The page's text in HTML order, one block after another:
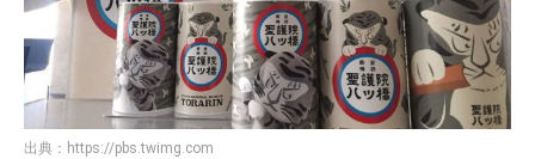
出典： https://pbs.twimg.com